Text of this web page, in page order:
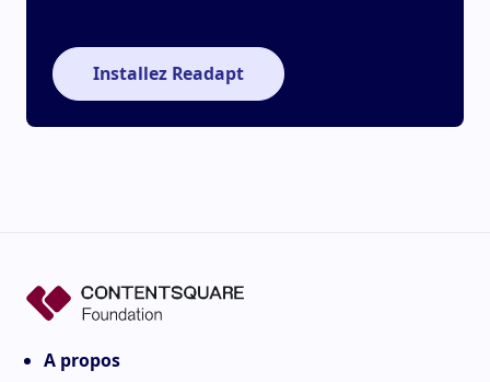
Installez Readapt
A propos